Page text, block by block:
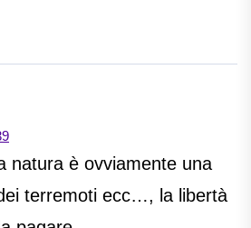
natura è ovviamente una
terremoti ecc…, la libertà